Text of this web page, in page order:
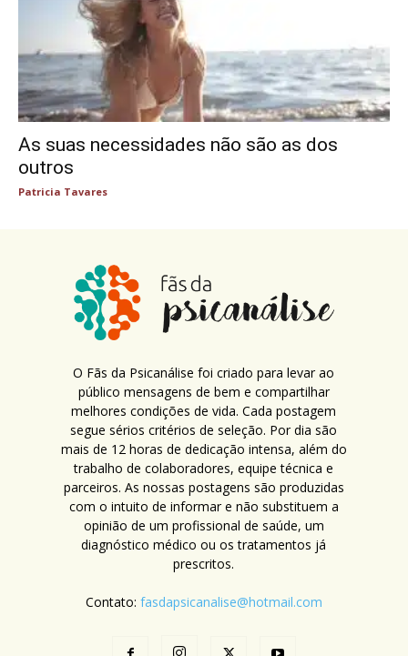
As suas necessidades não são as dos
outros
Patricia Tavares
O Fãs da Psicanálise foi criado para levar ao
público mensagens de bem e compartilhar
melhores condições de vida. Cada postagem
segue sérios critérios de seleção. Por dia são
mais de 12 horas de dedicação intensa, além do
trabalho de colaboradores, equipe técnica e
parceiros. As nossas postagens são produzidas
com o intuito de informar e não substituem a
opinião de um profissional de saúde, um
diagnóstico médico ou os tratamentos já
prescritos.
Contato: fasdapsicanalise@hotmail.com